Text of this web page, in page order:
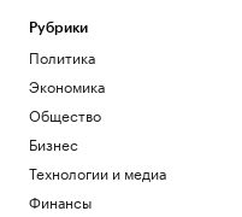
Рубрики
Политика
Экономика
Общество
Бизнес
Технологии и медиа
Финансы